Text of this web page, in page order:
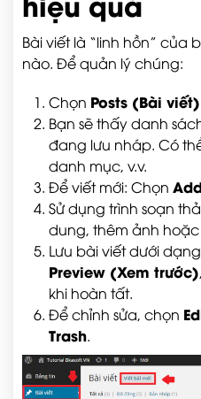
Bài viết là “linh hồn” của
nào. Để quản lý chúng:
Chọn Posts (Bài viết)
Bạn sẽ thấy danh
đang lưu nháp. Có
danh mục, v.v.
Để viết mới: Chọn
Sử dụng trình soạn
dung, thêm ảnh
Lưu bài viết dưới dạng
Preview (Xem trước)
khi hoàn tất.
Để chỉnh sửa, chọn
Trash.